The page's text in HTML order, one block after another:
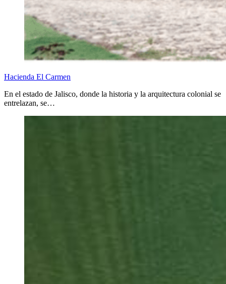
Hacienda El Carmen
En el estado de Jalisco, donde la historia y la arquitectura colonial se
entrelazan, se…